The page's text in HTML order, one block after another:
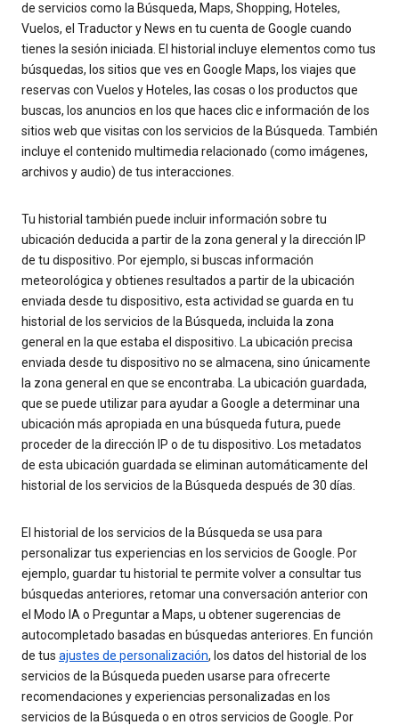
de servicios como la Búsqueda, Maps, Shopping, Hoteles,
Vuelos, el Traductor y News en tu cuenta de Google cuando
tienes la sesión iniciada. El historial incluye elementos como tus
búsquedas, los sitios que ves en Google Maps, los viajes que
reservas con Vuelos y Hoteles, las cosas o los productos que
buscas, los anuncios en los que haces clic e información de los
sitios web que visitas con los servicios de la Búsqueda. También
incluye el contenido multimedia relacionado (como imágenes,
archivos y audio) de tus interacciones.
Tu historial también puede incluir información sobre tu
ubicación deducida a partir de la zona general y la dirección IP
de tu dispositivo. Por ejemplo, si buscas información
meteorológica y obtienes resultados a partir de la ubicación
enviada desde tu dispositivo, esta actividad se guarda en tu
historial de los servicios de la Búsqueda, incluida la zona
general en la que estaba el dispositivo. La ubicación precisa
enviada desde tu dispositivo no se almacena, sino únicamente
la zona general en que se encontraba. La ubicación guardada,
que se puede utilizar para ayudar a Google a determinar una
ubicación más apropiada en una búsqueda futura, puede
proceder de la dirección IP o de tu dispositivo. Los metadatos
de esta ubicación guardada se eliminan automáticamente del
historial de los servicios de la Búsqueda después de 30 días.
El historial de los servicios de la Búsqueda se usa para
personalizar tus experiencias en los servicios de Google. Por
ejemplo, guardar tu historial te permite volver a consultar tus
búsquedas anteriores, retomar una conversación anterior con
el Modo IA o Preguntar a Maps, u obtener sugerencias de
autocompletado basadas en búsquedas anteriores. En función
de tus ajustes de personalización, los datos del historial de los
servicios de la Búsqueda pueden usarse para ofrecerte
recomendaciones y experiencias personalizadas en los
servicios de la Búsqueda o en otros servicios de Google. Por